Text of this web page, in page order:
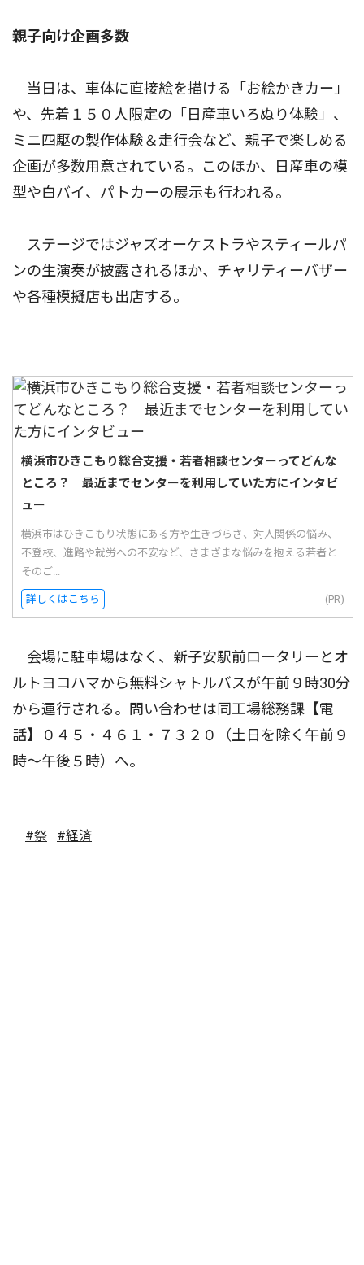
親子向け企画多数
当日は、車体に直接絵を描ける「お絵かきカー」
や、先着１５０人限定の「日産車いろぬり体験」、
ミニ四駆の製作体験＆走行会など、親子で楽しめる
企画が多数用意されている。このほか、日産車の模
型や白バイ、パトカーの展示も行われる。
ステージではジャズオーケストラやスティールパ
ンの生演奏が披露されるほか、チャリティーバザー
や各種模擬店も出店する。
横浜市ひきこもり総合支援・若者相談センターってどんな
ところ？ 最近までセンターを利用していた方にインタビ
ュー
横浜市はひきこもり状態にある方や生きづらさ、対人関係の悩み、
不登校、進路や就労への不安など、さまざまな悩みを抱える若者と
そのご...
詳しくはこちら (PR)
会場に駐車場はなく、新子安駅前ロータリーとオ
ルトヨコハマから無料シャトルバスが午前９時30分
から運行される。問い合わせは同工場総務課【電
話】０４５・４６１・７３２０（土日を除く午前９
時〜午後５時）へ。
#祭 #経済